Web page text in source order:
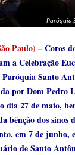
Paróquia
Paulo) – Coros
a Celebração
Santo
por Dom Pedro
dia 27 de maio,
bênção dos sinos
em 7 de junho,
de Santo